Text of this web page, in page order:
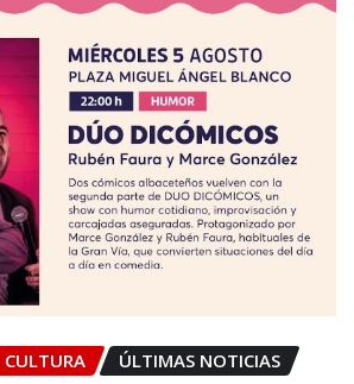
CULTURA ÚLTIMAS NOTICIAS